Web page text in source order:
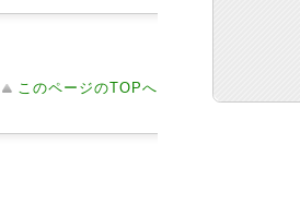
このページのTOPへ